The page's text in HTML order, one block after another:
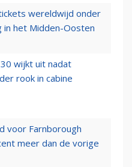
wereldwijd onder
in het Midden-Oosten
wijkt uit nadat
rook in cabine
voor Farnborough
meer dan de vorige